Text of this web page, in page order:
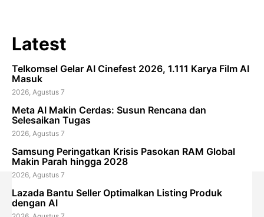
Latest
Telkomsel Gelar AI Cinefest 2026, 1.111 Karya Film AI
Masuk
2026, Agustus 7
Meta AI Makin Cerdas: Susun Rencana dan
Selesaikan Tugas
2026, Agustus 7
Samsung Peringatkan Krisis Pasokan RAM Global
Makin Parah hingga 2028
2026, Agustus 7
Lazada Bantu Seller Optimalkan Listing Produk
dengan AI